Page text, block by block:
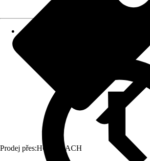
Prodej přes:HORNBACH